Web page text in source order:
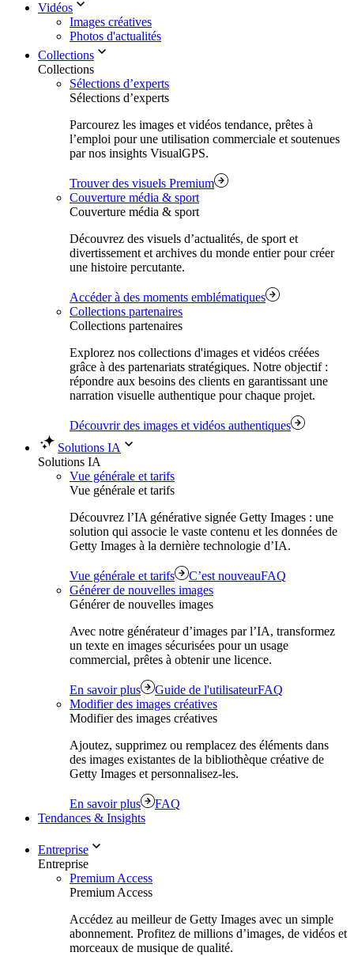
Vidéos
Images créatives
Photos d'actualités
Collections
Collections
Sélections d’experts
Sélections d’experts
Parcourez les images et vidéos tendance, prêtes à
l’emploi pour une utilisation commerciale et soutenues
par nos insights VisualGPS.
Trouver des visuels Premium
Couverture média & sport
Couverture média & sport
Découvrez des visuels d’actualités, de sport et
divertissement et archives du monde entier pour créer
une histoire percutante.
Accéder à des moments emblématiques
Collections partenaires
Collections partenaires
Explorez nos collections d'images et vidéos créées
grâce à des partenariats stratégiques. Notre objectif :
répondre aux besoins des clients en garantissant une
narration visuelle authentique pour chaque projet.
Découvrir des images et vidéos authentiques
Solutions IA
Solutions IA
Vue générale et tarifs
Vue générale et tarifs
Découvrez l’IA générative signée Getty Images : une
solution qui associe le vaste contenu et les données de
Getty Images à la dernière technologie d’IA.
Vue générale et tarifs C’est nouveauFAQ
Générer de nouvelles images
Générer de nouvelles images
Avec notre générateur d’images par l’IA, transformez
un texte en images sécurisées pour un usage
commercial, prêtes à obtenir une licence.
En savoir plus Guide de l'utilisateurFAQ
Modifier des images créatives
Modifier des images créatives
Ajoutez, supprimez ou remplacez des éléments dans
des images existantes de la bibliothèque créative de
Getty Images et personnalisez-les.
En savoir plus
FAQ
Tendances & Insights
Entreprise
Entreprise
Premium Access
Premium Access
Accédez au meilleur de Getty Images avec un simple
abonnement. Profitez de millions d’images, de vidéos et
morceaux de musique de qualité.